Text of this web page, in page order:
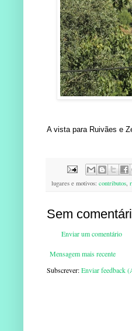
A vista para Ruivães e
lugares e motivos: contributos,
Sem
Enviar um comentário
Mensagem mais recente
Subscrever:Enviar feedback